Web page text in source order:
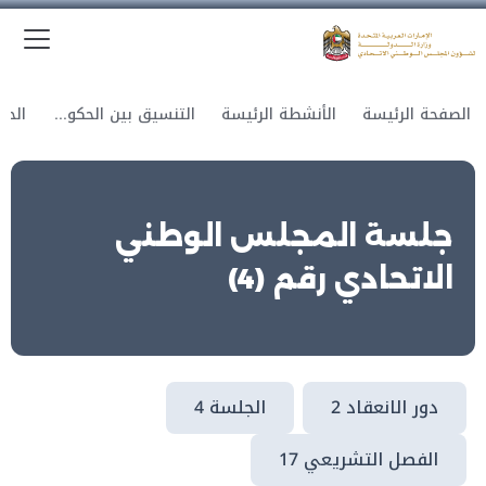
الصفحة الرئيسة الأنشطة الرئيسة التنسيق بين الحكومة والمجلس
جلسة المجلس الوطني
الاتحادي رقم (4)
دور الانعقاد 2
الجلسة 4
الفصل التشريعي 17